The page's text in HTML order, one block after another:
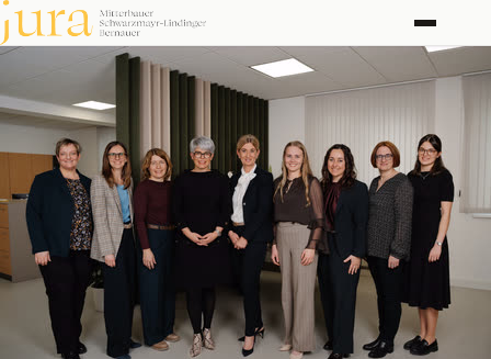
Kanzlei
Rechtsgebiete
Honorar
Kontakt